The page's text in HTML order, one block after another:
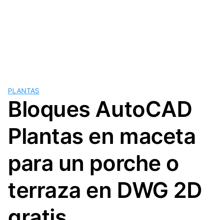
PLANTAS
Bloques AutoCAD
Plantas en maceta
para un porche o
terraza en DWG 2D